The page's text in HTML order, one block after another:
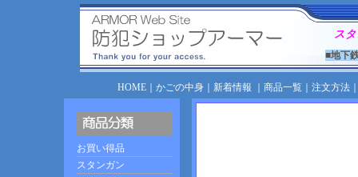
ス
■地下
HOME｜ かごの中身｜ 新着情報 商品一覧｜ 注文方法